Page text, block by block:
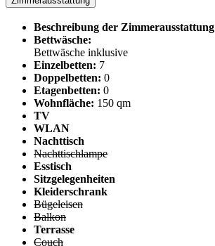
Beschreibung der Zimmerausstattung
Bettwäsche:
Bettwäsche inklusive
Einzelbetten: 7
Doppelbetten: 0
Etagenbetten: 0
Wohnfläche: 150 qm
TV
WLAN
Nachttisch
Nachttischlampe
Esstisch
Sitzgelegenheiten
Kleiderschrank
Bügeleisen
Balkon
Terrasse
Couch